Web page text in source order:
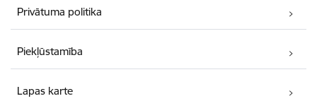
Privātuma politika
Piekļūstamība
Lapas karte